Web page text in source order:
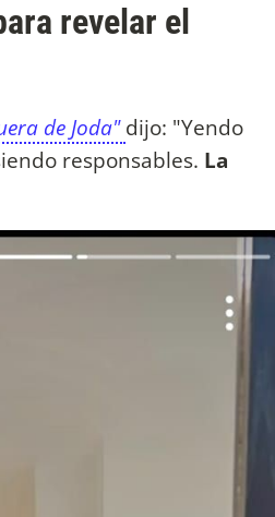
revelar el
de Joda" dijo: "Yendo
responsables. La